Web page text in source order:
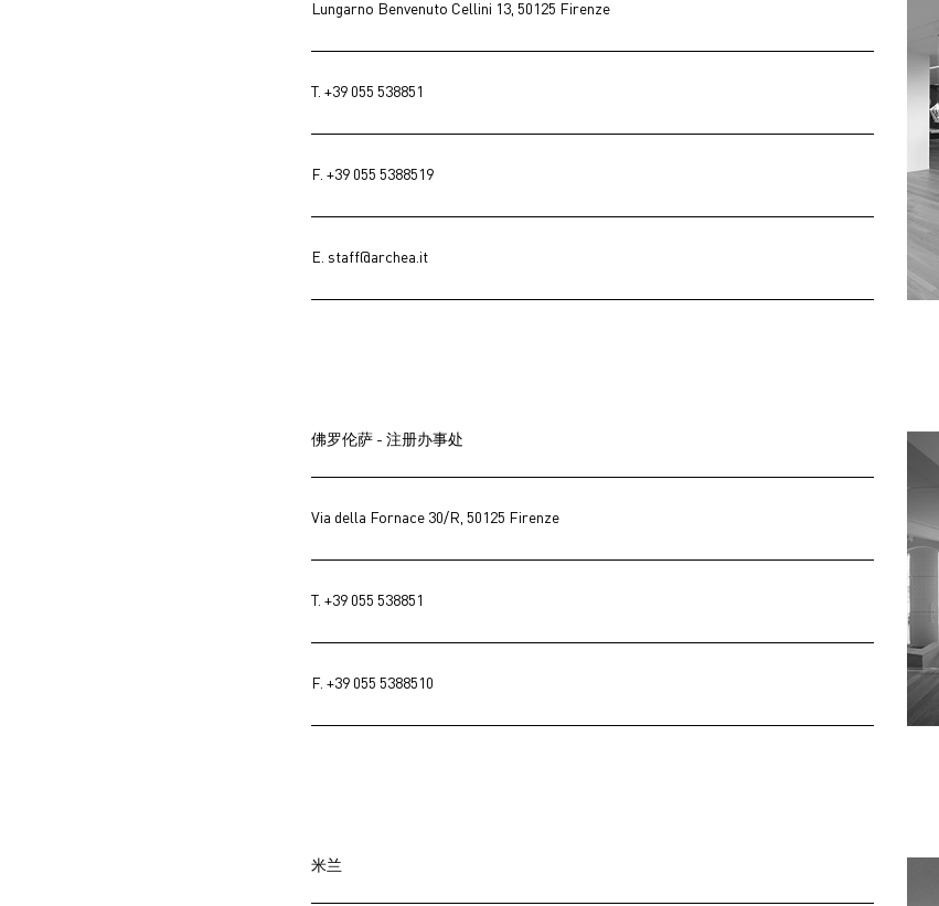
Lungarno Benvenuto Cellini 13, 50125 Firenze
T.+39 055 538851
F. +39 055 5388519
E. staff@archea.it
佛罗伦萨 - 注册办事处
Via della Fornace 30/R, 50125 Firenze
T.+39 055 538851
F. +39 055 5388510
米兰